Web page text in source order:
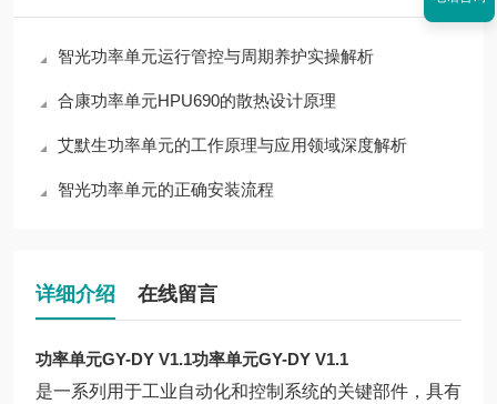
智光功率单元运行管控与周期养护实操解析
合康功率单元HPU690的散热设计原理
艾默生功率单元的工作原理与应用领域深度解析
智光功率单元的正确安装流程
详细介绍 在线留言
功率单元GY-DY V1.1功率单元GY-DY V1.1
是一系列用于工业自动化和控制系统的关键部件，具有